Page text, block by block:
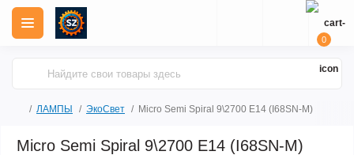
0
ЛАМПЫ ЭкоСвет Micro Semi Spiral 9\2700 E14 (I68SN-M)
Micro Semi Spiral 9\2700 E14 (I68SN-M)